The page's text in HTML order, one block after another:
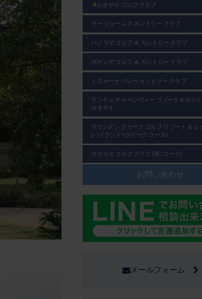
カオヤイ ゴルフ クラブ
サー ジェームス カントリー クラブ
パノラマ ゴルフ ＆ カントリー クラブ
ボナンザ ゴルフ ＆ カントリー クラブ
トスカーナ バレー カントリー クラブ
ランチョ チャーンヴィー リゾート＆カン
カオヤイ
マウンテン クリーク ゴルフ リゾート ＆ レ
(ハイランド+クリーク コース)
カスカタ ゴルフ クラブ (BC コース)
お問い合わせ
メールフォーム